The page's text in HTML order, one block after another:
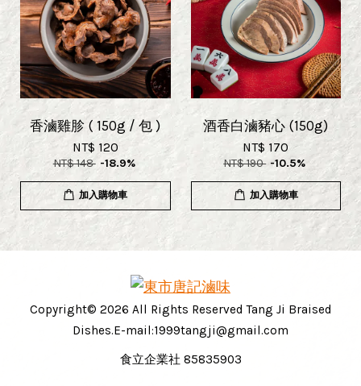
香滷雞胗 ( 150g / 包 )
NT$ 120
NT$ 148 -18.9%
加入購物車
酒香白滷豬心 (150g)
NT$ 170
NT$ 190 -10.5%
加入購物車
Copyright© 2026 All Rights Reserved Tang Ji Braised
Dishes.E-mail:1999tangji@gmail.com
食立企業社 85835903